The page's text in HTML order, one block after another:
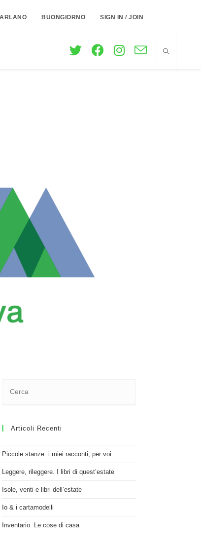
BUONGIORNO SIGN IN / JOIN
Articoli Recenti
Piccole stanze: i miei racconti, per voi
Leggere, rileggere. I libri di quest’estate
Isole, venti e libri dell’estate
Io & i cartamodelli
Inventario. Le cose di casa